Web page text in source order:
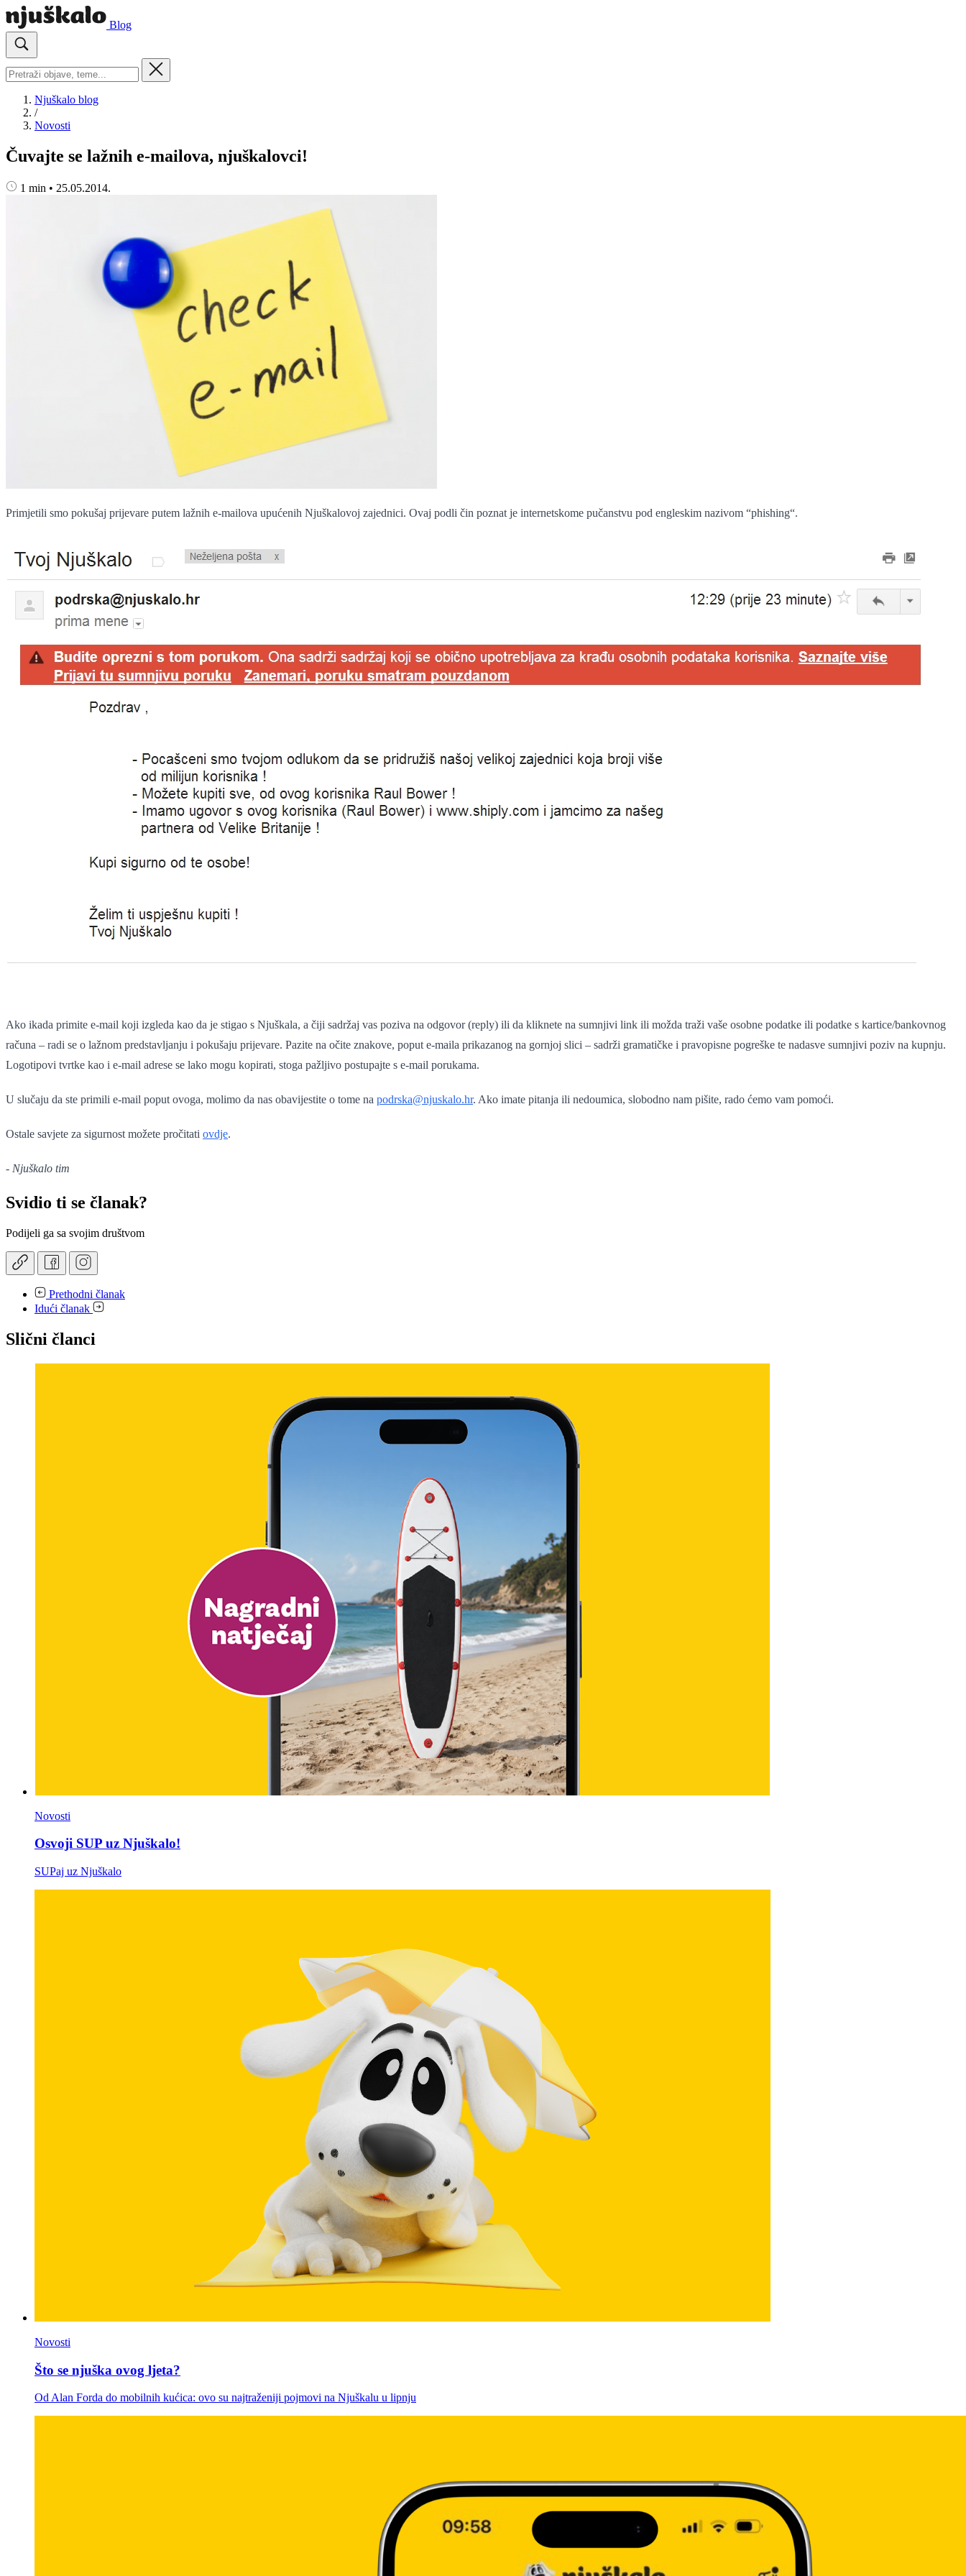
Blog
Njuškalo blog
/
Novosti
Čuvajte se lažnih e-mailova, njuškalovci!
1 min • 25.05.2014.
Primjetili smo pokušaj prijevare putem lažnih e-mailova upućenih Njuškalovoj zajednici. Ovaj podli čin poznat je internetskome pučanstvu pod engleskim nazivom “phishing“.
Ako ikada primite e-mail koji izgleda kao da je stigao s Njuškala, a čiji sadržaj vas poziva na odgovor (reply) ili da kliknete na sumnjivi link ili možda traži vaše osobne podatke ili podatke s kartice/bankovnog
računa – radi se o lažnom predstavljanju i pokušaju prijevare. Pazite na očite znakove, poput e-maila prikazanog na gornjoj slici – sadrži gramatičke i pravopisne pogreške te nadasve sumnjivi poziv na kupnju.
Logotipovi tvrtke kao i e-mail adrese se lako mogu kopirati, stoga pažljivo postupajte s e-mail porukama.
U slučaju da ste primili e-mail poput ovoga, molimo da nas obavijestite o tome na podrska@njuskalo.hr. Ako imate pitanja ili nedoumica, slobodno nam pišite, rado ćemo vam pomoći.
Ostale savjete za sigurnost možete pročitati ovdje.
- Njuškalo tim
Svidio ti se članak?
Podijeli ga sa svojim društvom
Prethodni članak
Idući članak
Slični članci
Novosti
Osvoji SUP uz Njuškalo!
SUPaj uz Njuškalo
Novosti
Što se njuška ovog ljeta?
Od Alan Forda do mobilnih kućica: ovo su najtraženiji pojmovi na Njuškalu u lipnju